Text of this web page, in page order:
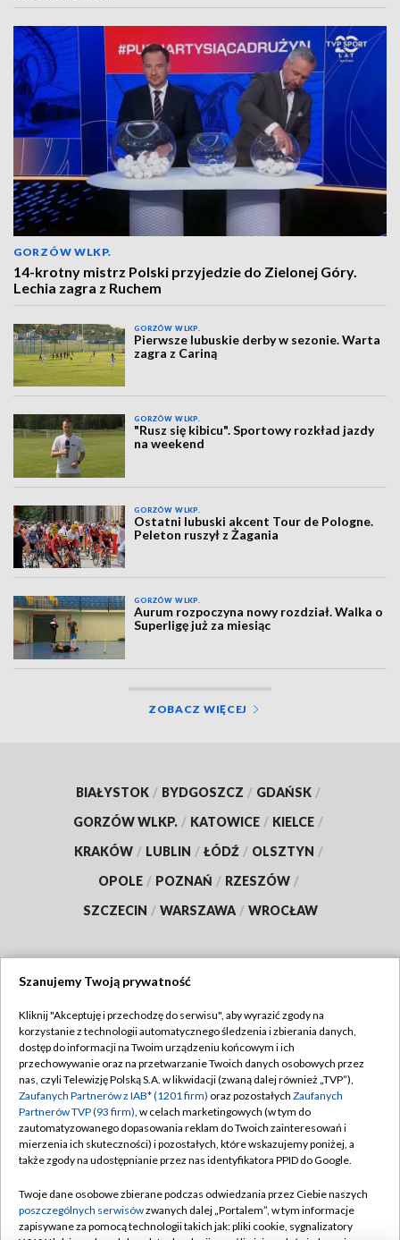
GORZÓW WLKP.
14-krotny mistrz Polski przyjedzie do Zielonej Góry.
Lechia zagra z Ruchem
GORZÓW WLKP.
Pierwsze lubuskie derby w sezonie. Warta
zagra z Cariną
GORZÓW WLKP.
"Rusz się kibicu". Sportowy rozkład jazdy
na weekend
GORZÓW WLKP.
Ostatni lubuski akcent Tour de Pologne.
Peleton ruszył z Żagania
GORZÓW WLKP.
Aurum rozpoczyna nowy rozdział. Walka o
Superligę już za miesiąc
ZOBACZ WIĘCEJ
BIAŁYSTOK / BYDGOSZCZ / GDAŃSK /
GORZÓW WLKP. / KATOWICE / KIELCE /
KRAKÓW / LUBLIN / ŁÓDŹ / OLSZTYN /
OPOLE / POZNAŃ / RZESZÓW /
SZCZECIN / WARSZAWA / WROCŁAW
TVP
Abonament TVP
Emisja w TVP
Centrum informacji TVP
Naziemna Telewizja Cyfrowa
Rada Programowa
System NOS
Regulamin TVP
Polityka prywatności
Moje zgody
Pomoc
Kontakt
Szanujemy Twoją prywatność
Kliknij "Akceptuję i przechodzę do serwisu", aby wyrazić zgody na
korzystanie z technologii automatycznego śledzenia i zbierania danych,
dostęp do informacji na Twoim urządzeniu końcowym i ich
przechowywanie oraz na przetwarzanie Twoich danych osobowych przez
nas, czyli Telewizję Polską S.A. w likwidacji (zwaną dalej również „TVP”),
Zaufanych Partnerów z IAB* (1201 firm) oraz pozostałych Zaufanych
Partnerów TVP (93 firm), w celach marketingowych (w tym do
zautomatyzowanego dopasowania reklam do Twoich zainteresowań i
mierzenia ich skuteczności) i pozostałych, które wskazujemy poniżej, a
także zgody na udostępnianie przez nas identyfikatora PPID do Google.
Twoje dane osobowe zbierane podczas odwiedzania przez Ciebie naszych
poszczególnych serwisówzwanych dalej „Portalem”, w tym informacje
zapisywane za pomocą technologii takich jak: pliki cookie, sygnalizatory